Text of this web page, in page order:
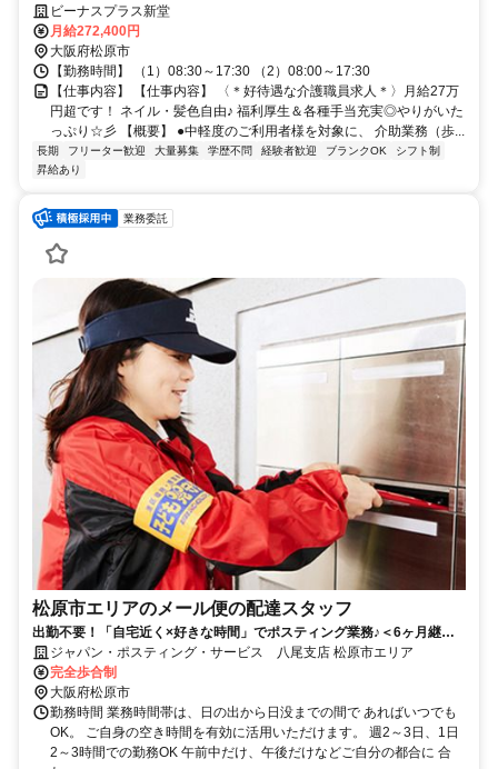
勤ＯＫビーナスプラス新堂
月給272,400円
大阪府松原市
【勤務時間】 （1）08:30～17:30 （2）08:00～17:30
【仕事内容】 【仕事内容】 〈＊好待遇な介護職員求人＊〉月給27万
円超です！ ネイル・髪色自由♪ 福利厚生＆各種手当充実◎やりがいた
っぷり☆彡 【概要】 ●中軽度のご利用者様を対象に、 介助業務（歩...
長期 フリーター歓迎 大量募集 学歴不問 経験者歓迎 ブランクOK
シフト制
昇給あり
業務委託
松原市エリアのメール便の配達スタッフ
出勤不要！「自宅近く×好きな時間」でポスティング業務♪＜6ヶ月継続
勤務で合計2万円のプチボーナス＞
ジャパン・ポスティング・サービス 八尾支店 松原市エリア
完全歩合制
大阪府松原市
勤務時間 業務時間帯は、日の出から日没までの間で あればいつでも
OK。 ご自身の空き時間を有効に活用いただけます。 週2～3日、1日
2～3時間での勤務OK 午前中だけ、午後だけなどご自分の都合に 合